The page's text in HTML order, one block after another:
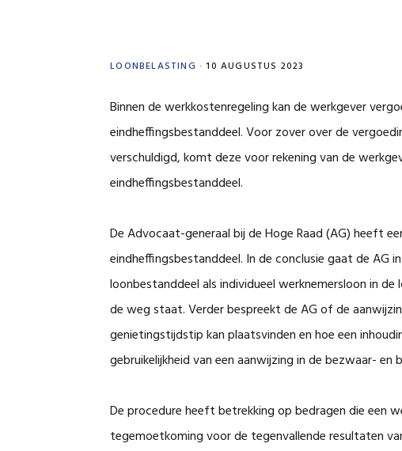
LOONBELASTING · 10 AUGUSTUS 2023
Binnen de werkkostenregeling kan de werkgever
eindheffingsbestanddeel. Voor zover over de
verschuldigd, komt deze voor rekening van de
eindheffingsbestanddeel.
De Advocaat-generaal bij de Hoge Raad (AG) heeft
eindheffingsbestanddeel. In de conclusie gaat de AG
loonbestanddeel als individueel werknemersloon in
de weg staat. Verder bespreekt de AG of de
genietingstijdstip kan plaatsvinden en hoe een
gebruikelijkheid van een aanwijzing in de bezwaar- en
De procedure heeft betrekking op bedragen die een
tegemoetkoming voor de tegenvallende resultaten